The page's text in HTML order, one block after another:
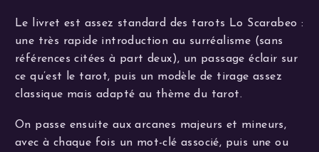
Le livret est assez standard des tarots Lo Scarabeo :
une très rapide introduction au surréalisme (sans
références citées à part deux), un passage éclair sur
ce qu’est le tarot, puis un modèle de tirage assez
classique mais adapté au thème du tarot.
On passe ensuite aux arcanes majeurs et mineurs,
avec à chaque fois un mot-clé associé, puis une ou